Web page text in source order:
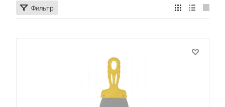
Фильтр